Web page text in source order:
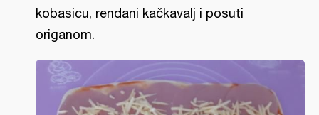
kobasicu, rendani kačkavalj i posuti
origanom.